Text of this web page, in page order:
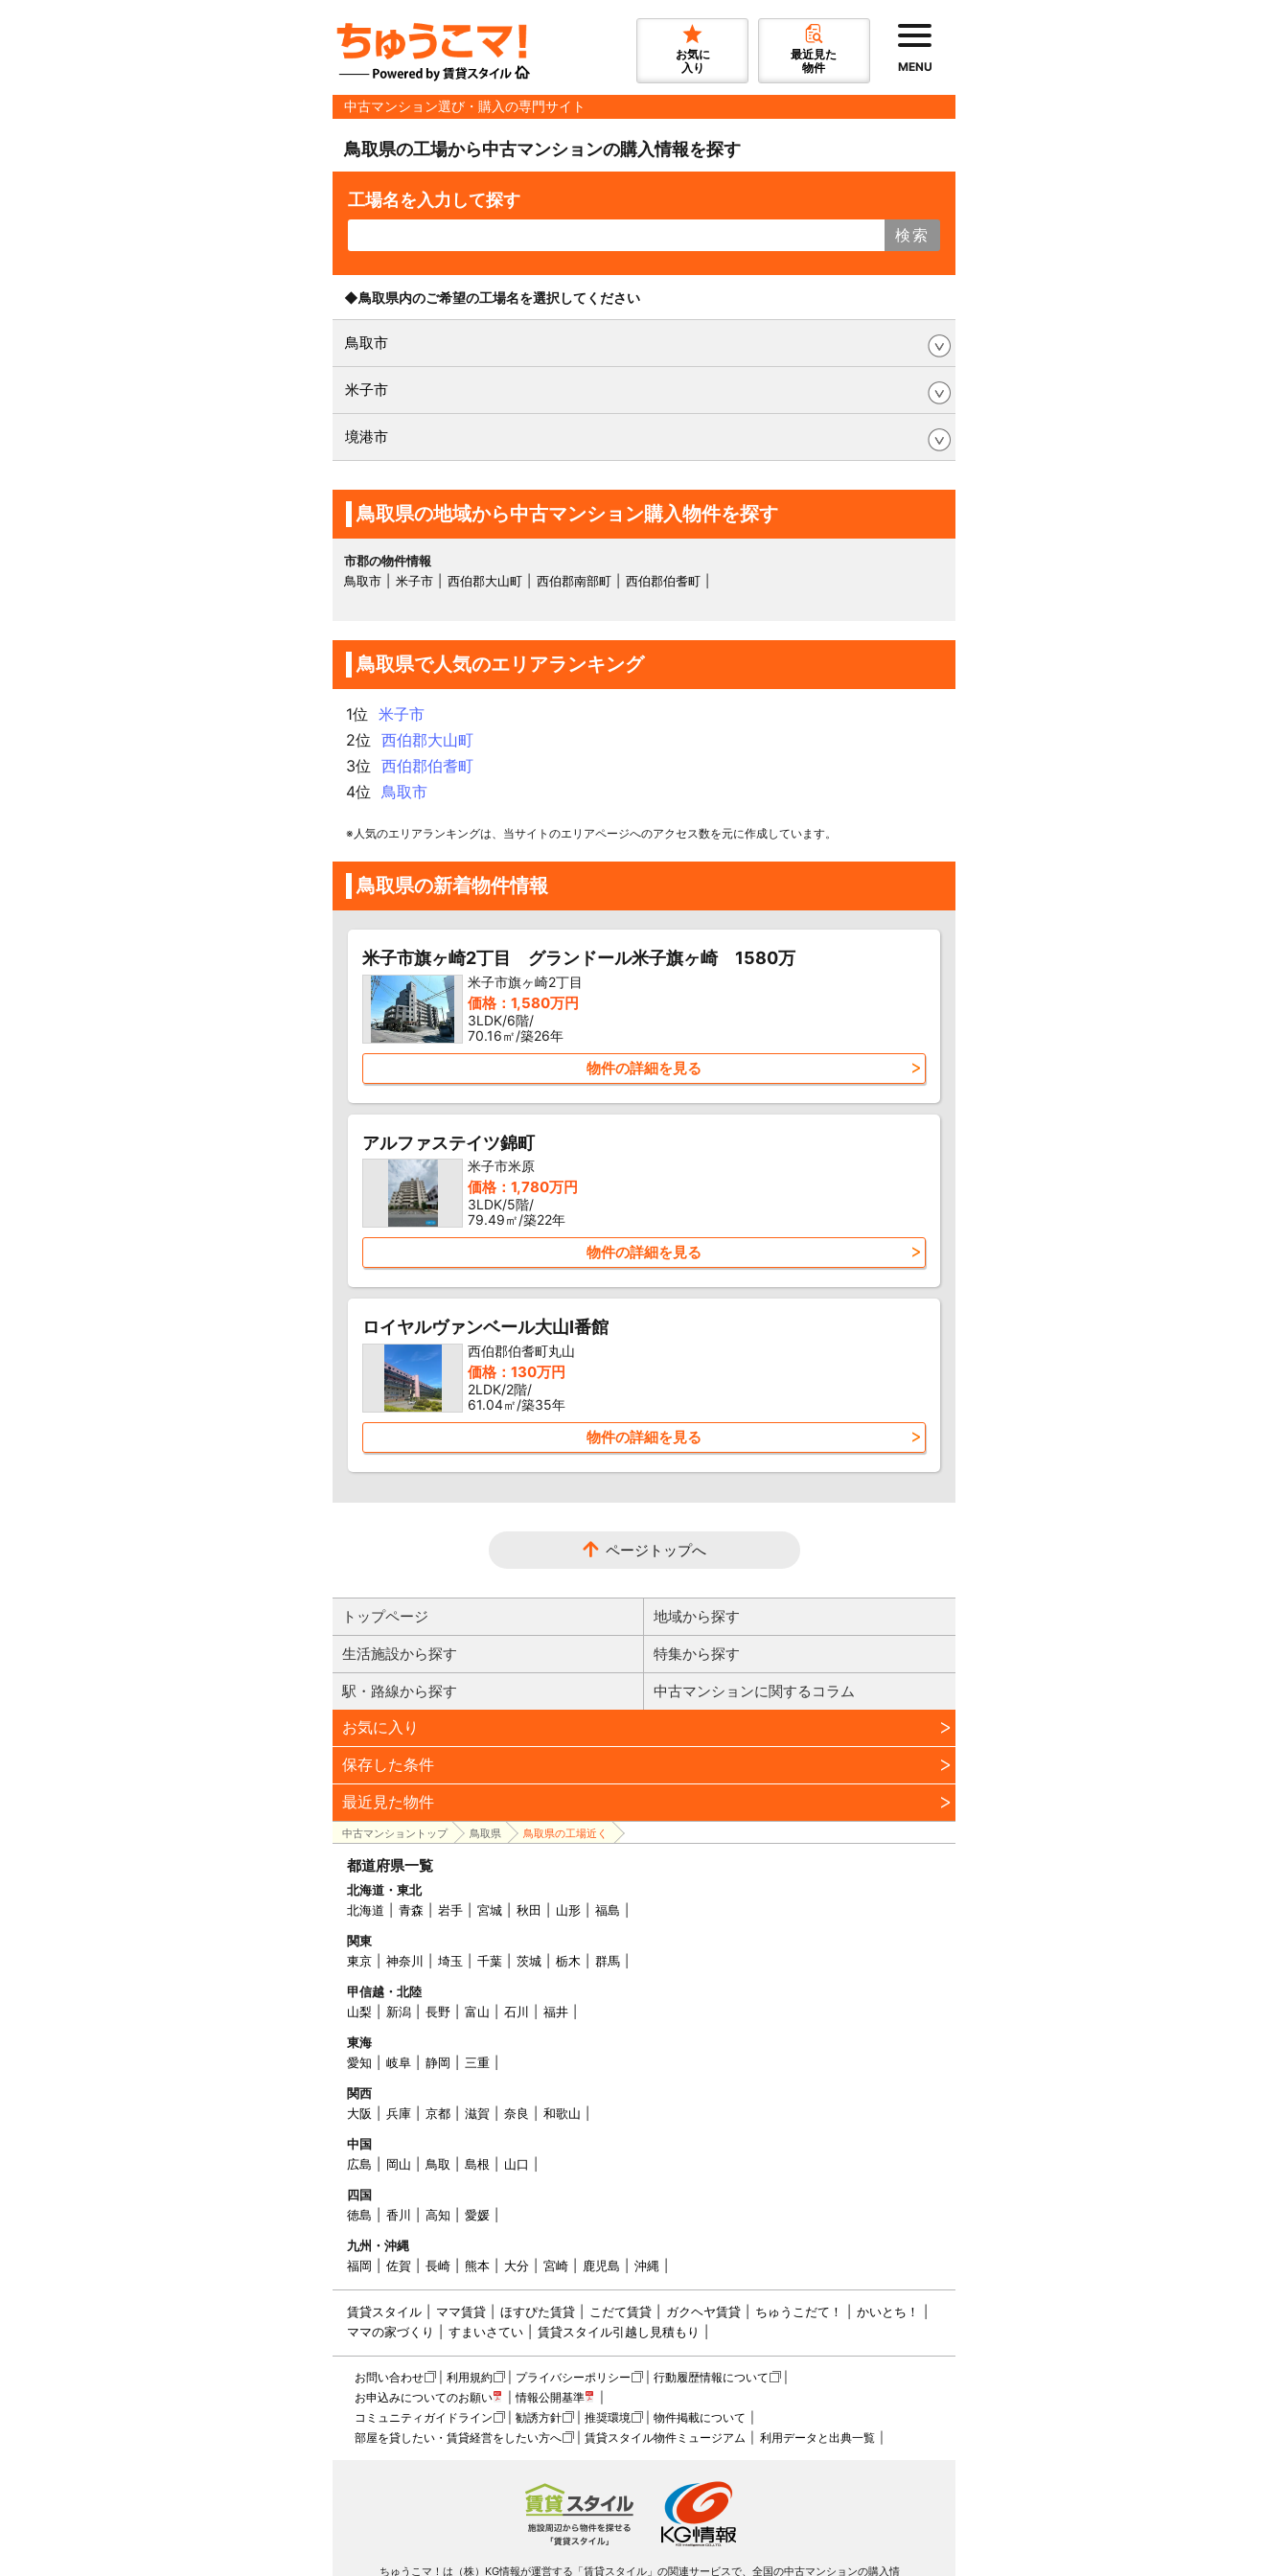
お気に
入り
最近見た
物件
MENU
中古マンション選び・購入の専門サイト
鳥取県の工場から中古マンションの購入情報を探す
工場名を入力して探す
検索
◆鳥取県内のご希望の工場名を選択してください
鳥取市
米子市
境港市
鳥取県の地域から中古マンション購入物件を探す
市郡の物件情報
鳥取市
米子市 西伯郡大山町 西伯郡南部町 西伯郡伯耆町
鳥取県で人気のエリアランキング
1位
米子市
2位
西伯郡大山町
3位
西伯郡伯耆町
4位
鳥取市
※人気のエリアランキングは、当サイトのエリアページへのアクセス数を元に作成しています。
鳥取県の新着物件情報
米子市旗ヶ崎2丁目 グランドール米子旗ヶ崎 1580万
米子市旗ヶ崎2丁目
価格：1,580万円
3LDK/6階/
70.16㎡/築26年
物件の詳細を見る
アルファステイツ錦町
米子市米原
価格：1,780万円
3LDK/5階/
79.49㎡/築22年
物件の詳細を見る
ロイヤルヴァンベール大山I番館
西伯郡伯耆町丸山
価格：130万円
2LDK/2階/
61.04㎡/築35年
物件の詳細を見る
ページトップへ
トップページ 地域から探す
生活施設から探す 特集から探す
駅・路線から探す 中古マンションに関するコラム
お気に入り
保存した条件
最近見た物件
中古マンショントップ 鳥取県 鳥取県の工場近く
都道府県一覧
北海道・東北
北海道
青森 岩手 宮城 秋田 山形
福島
関東
東京
神奈川 埼玉 千葉 茨城 栃木
群馬
甲信越・北陸
山梨
新潟 長野 富山 石川
福井
東海
愛知
岐阜 静岡
三重
関西
大阪
兵庫 京都 滋賀 奈良
和歌山
中国
広島
岡山 鳥取 島根
山口
四国
徳島
香川 高知
愛媛
九州・沖縄
福岡
佐賀 長崎 熊本 大分 宮崎 鹿児島 沖縄
賃貸スタイル ママ賃貸 ほすぴた賃貸 こだて賃貸 ガクヘヤ賃貸 ちゅうこだて！
かいとち！
ママの家づくり
すまいさてい 賃貸スタイル引越し見積もり
お問い合わせ 利用規約 プライバシーポリシー
行動履歴情報について
お申込みについてのお願い
情報公開基準
コミュニティガイドライン
勧誘方針 推奨環境
物件掲載について
部屋を貸したい・賃貸経営をしたい方へ
賃貸スタイル物件ミュージアム 利用データと出典一覧
ちゅうこマ！は（株）KG情報が運営する「賃貸スタイル」の関連サービスで、全国の中古マンションの購入情